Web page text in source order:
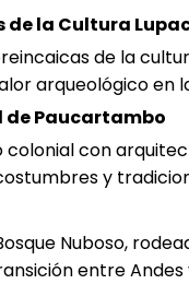
de la Cultura
de la
arqueológico en
de Paucartambo
con
y
Nuboso,
entre Andes